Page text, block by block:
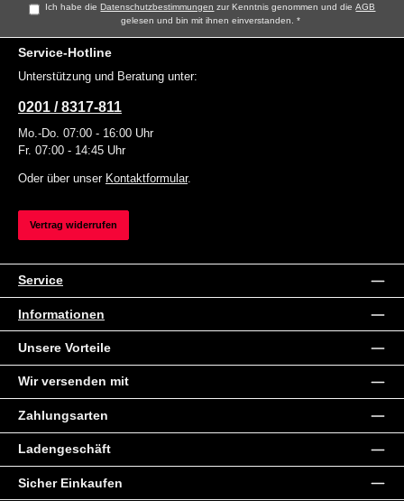
Ich habe dieDatenschutzbestimmungen zur Kenntnis genommen und dieAGB
gelesen und bin mit ihnen einverstanden.*
Service-Hotline
Unterstützung und Beratung unter:
0201 / 8317-811
Mo.-Do. 07:00 - 16:00 Uhr
Fr. 07:00 - 14:45 Uhr
Oder über unser Kontaktformular.
Vertrag widerrufen
Service
Informationen
Unsere Vorteile
Wir versenden mit
Zahlungsarten
Ladengeschäft
Sicher Einkaufen